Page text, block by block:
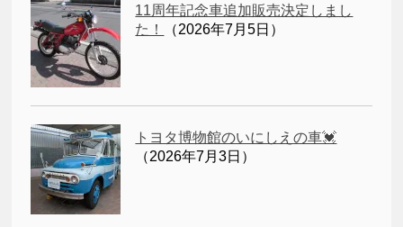
11周年記念車追加販売決定しまし
た！
（2026年7月5日）
トヨタ博物館のいにしえの車💓
（2026年7月3日）